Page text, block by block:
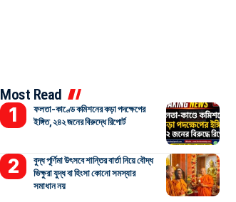
Most Read
ফলতা-কাণ্ডে কমিশনের কড়া পদক্ষেপের
ইঙ্গিত, ২৪২ জনের বিরুদ্ধে রিপোর্ট
বুদ্ধ পূর্ণিমা উৎসবে শান্তির বার্তা নিয়ে বৌদ্ধ
ভিক্ষুরা যুদ্ধ বা হিংসা কোনো সমস্যার
সমাধান নয়